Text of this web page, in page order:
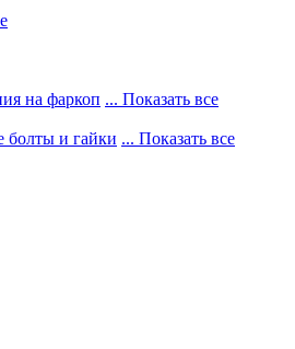
на фаркоп ... Показать все
болты и гайки ... Показать все